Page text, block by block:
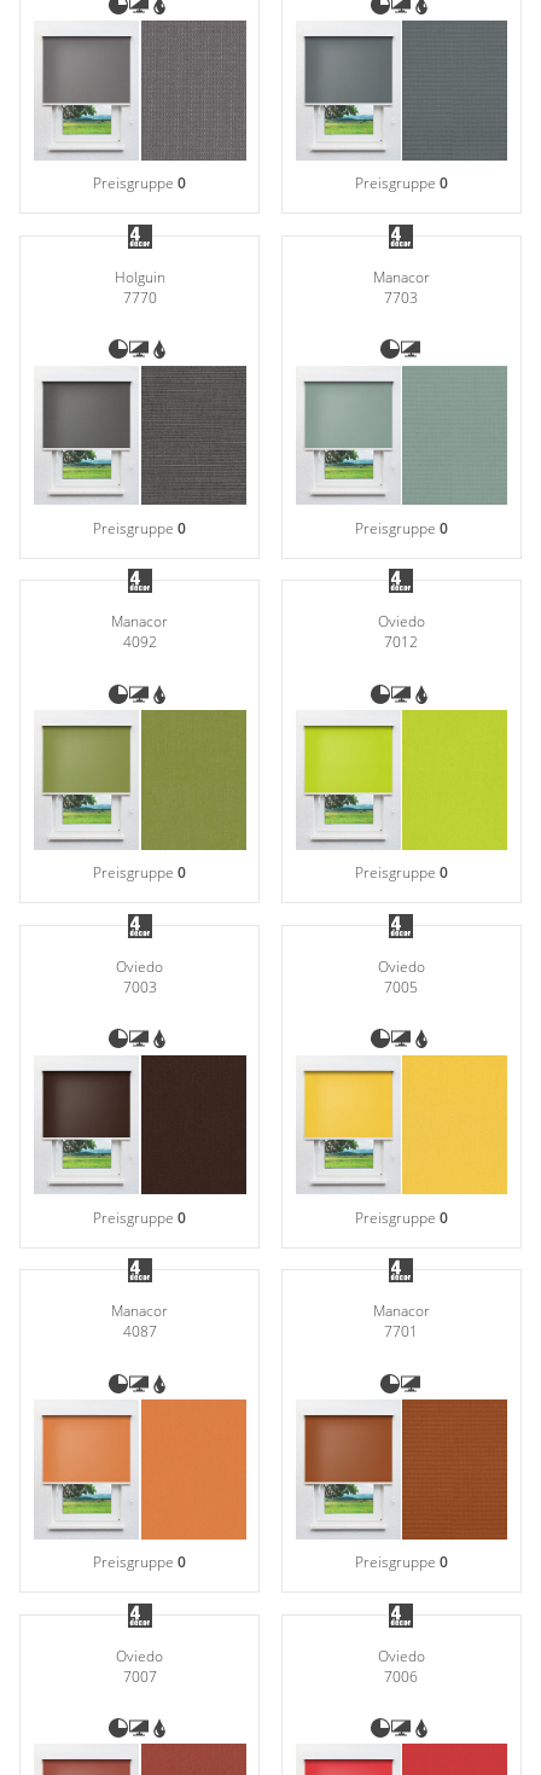
Preisgruppe0 Preisgruppe 0
Holguin
7770
Preisgruppe0
Manacor
7703
Preisgruppe 0
Manacor
4092
Preisgruppe0
Oviedo
7012
Preisgruppe 0
Oviedo
7003
Preisgruppe0
Oviedo
7005
Preisgruppe 0
Manacor
4087
Preisgruppe0
Manacor
7701
Preisgruppe 0
Oviedo
7007
Oviedo
7006